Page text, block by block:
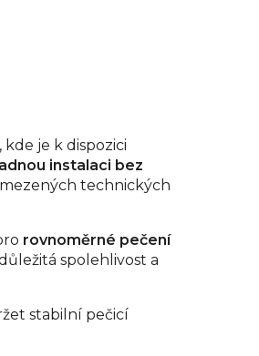
, kde je k dispozici
instalaci bez
technických
rovnoměrné pečení
spolehlivost a
stabilní pečicí